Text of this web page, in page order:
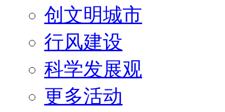
创文明城市
行风建设
科学发展观
更多活动